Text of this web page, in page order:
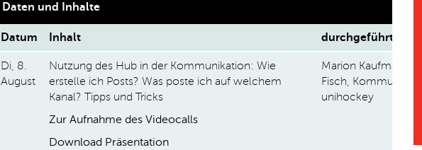
Daten und Inhalte
Datum Inhalt durchgeführt von
Di, 8.
August
Nutzung des Hub in der Kommunikation: Wie
erstelle ich Posts? Was poste ich auf welchem
Kanal? Tipps und Tricks
Zur Aufnahme des Videocalls
Download Präsentation
Marion Kaufmann
Fisch,
unihockey